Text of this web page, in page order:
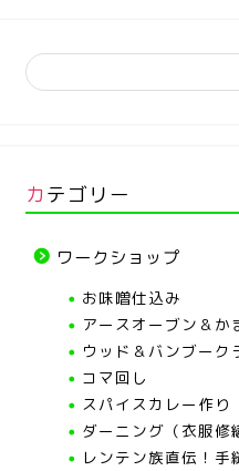
カテゴリー
ワークショップ
お味噌仕込み
アースオーブン＆か
ウッド＆バンブーク
コマ回し
スパイスカレー作り
ダーニング（衣服修
レンテン族直伝！手